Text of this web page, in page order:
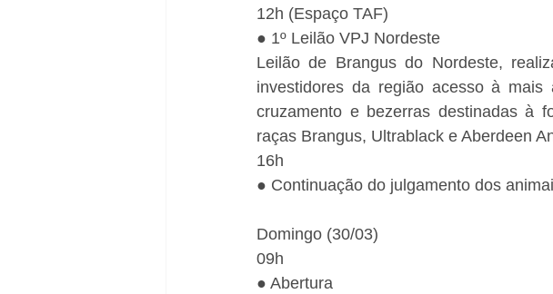
12h (Espaço TAF)
● 1º Leilão VPJ Nordeste
Leilão de Brangus do Nordeste,
investidores da região acesso à
cruzamento e bezerras destinadas à
raças Brangus, Ultrablack e Aberdeen
16h
● Continuação do julgamento dos
Domingo (30/03)
09h
● Abertura